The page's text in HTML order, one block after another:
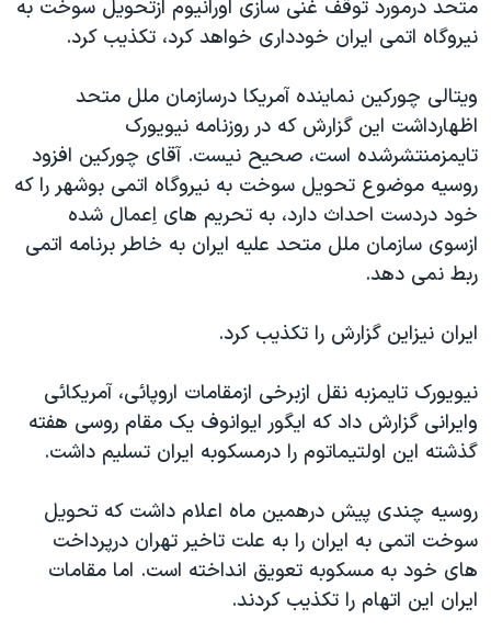
به
جستجو
گزیده‌ها
ویدیوها
فرهنگ و زندگی
حقوق شهروندی
اقتصادی
علم و فناوری
گالری عکس
عملیات خشم حماسی
بایگانی برنامه‌های تلویزیونی
مستندها
انتخابات ریاست جمهوری آمریکا ۲۰۲۴
حمله جمهوری اسلامی به اسرائیل
رمز مهسا
اعتراضات زن، زندگی، آزادی
تریبونال مردمی آبان ۹۸
دادگاه حمید نوری
قانون شفافیت دارائی کادر رهبری ایران
اعتراضات مردمی آبان ۹۸
اسرائیل در جنگ
پخش رادیویی
دنبال کنید
زبانهای مختلف
متحد درمورد توقف غنی سازی اورانيوم ازتحويل سوخت به
نيروگاه اتمی ايران خودداری خواهد کرد، تکذيب کرد.
ويتالی چورکين نماينده آمريکا درسازمان ملل متحد
اظهارداشت اين گزارش که در روزنامه نيويورک
تايمزمنتشرشده است، صحيح نيست. آقای چورکين افزود
روسيه موضوع تحويل سوخت به نيروگاه اتمی بوشهر را که
خود دردست احداث دارد، به تحريم های اِعمال شده
ازسوی سازمان ملل متحد عليه ايران به خاطر برنامه اتمی
ربط نمی دهد.
ايران نيزاين گزارش را تکذيب کرد.
نيويورک تايمزبه نقل ازبرخی ازمقامات اروپائی، آمريکائی
وايرانی گزارش داد که ايگور ايوانوف يک مقام روسی هفته
گذشته اين اولتيماتوم را درمسکوبه ايران تسليم داشت.
روسيه چندی پيش درهمين ماه اعلام داشت که تحويل
سوخت اتمی به ايران را به علت تاخير تهران درپرداخت
های خود به مسکوبه تعويق انداخته است. اما مقامات
ايران اين اتهام را تکذيب کردند.